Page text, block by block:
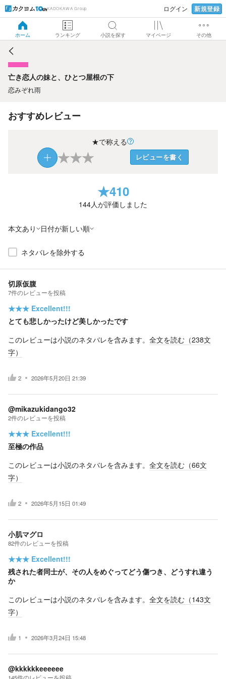
KADOKAWA Group ログイン 新規登録
ホーム ランキング 小説を探す マイページ その他
亡き恋人の妹と、ひとつ屋根の下
亡き恋人の妹と、ひとつ屋根の下
恋みぞれ雨
おすすめレビュー
★で称える
★★★ レビューを書く
★410
144人が評価しました
本文あり 日付が新しい順
ネタバレを除外する
切原仮腹
7件のレビューを投稿
★★★ Excellent!!!
とても悲しかったけど美しかったです
このレビューは小説のネタバレを含みます。 全文を読む（238文
字）
2 2026年5月20日 21:39
@mikazukidango32
2件のレビューを投稿
★★★ Excellent!!!
至極の作品
このレビューは小説のネタバレを含みます。 全文を読む（66文
字）
2 2026年5月15日 01:49
小肌マグロ
82件のレビューを投稿
★★★ Excellent!!!
残された者同士が、その人をめぐってどう傷つき、どうすれ違う
か
このレビューは小説のネタバレを含みます。 全文を読む（143文
字）
1 2026年3月24日 15:48
@kkkkkkeeeeee